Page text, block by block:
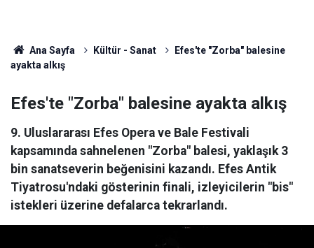
Ana Sayfa Kültür - Sanat
Efes'te "Zorba" balesine
ayakta alkış
Efes'te "Zorba" balesine ayakta alkış
9. Uluslararası Efes Opera ve Bale Festivali
kapsamında sahnelenen "Zorba" balesi, yaklaşık 3
bin sanatseverin beğenisini kazandı. Efes Antik
Tiyatrosu'ndaki gösterinin finali, izleyicilerin "bis"
istekleri üzerine defalarca tekrarlandı.